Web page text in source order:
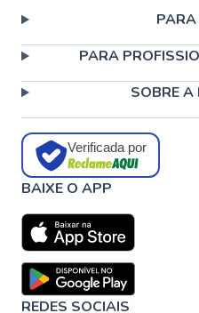
PARA
SOBRE A
Verificada por
BAIXE O APP
REDES SOCIAIS